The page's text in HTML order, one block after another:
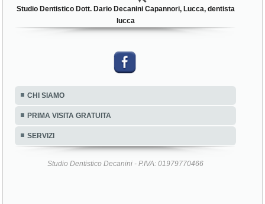
Studio Dentistico Dott. Dario Decanini Capannori, Lucca, dentista
lucca
CHI SIAMO
PRIMA VISITA GRATUITA
SERVIZI
Studio Dentistico Decanini - P.IVA: 01979770466